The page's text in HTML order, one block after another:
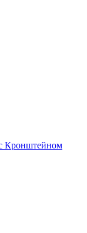
Кронштейном